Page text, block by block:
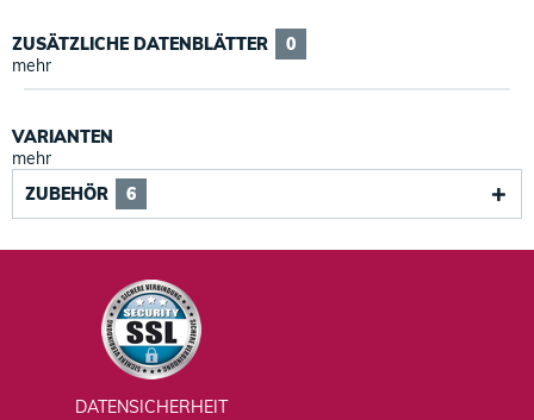
ZUSÄTZLICHE DATENBLÄTTER
0
mehr
VARIANTEN
mehr
ZUBEHÖR
6
DATENSICHERHEIT